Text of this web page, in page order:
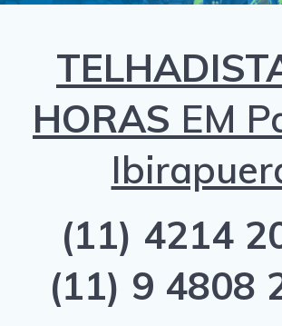
HORAS EM
(11) 4214
(11) 9 4808